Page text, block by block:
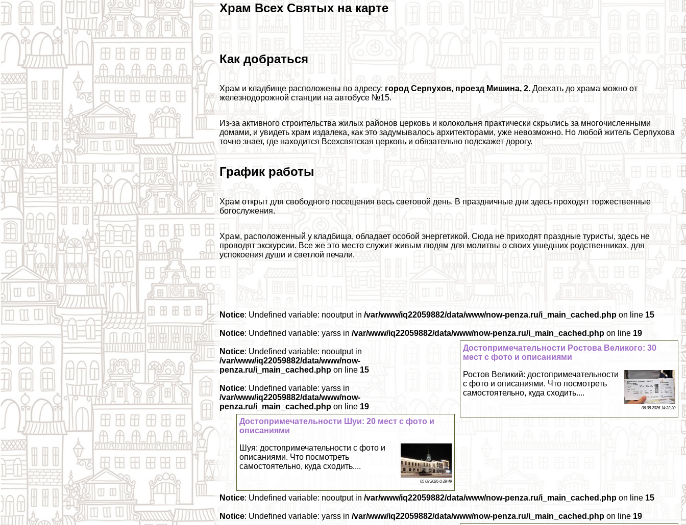
Храм Всех Святых на карте
Как добраться
Храм и кладбище расположены по адресу: город Серпухов, проезд Мишина, 2. Доехать до храма можно от
железнодорожной станции на автобусе №15.
Из-за активного строительства жилых районов церковь и колокольня пpaктически скрылись за многочисленными
домами, и увидеть храм издалека, как это задумывалось архитекторами, уже невозможно. Но любой житель Серпухова
точно знает, где находится Всехсвятская церковь и обязательно подскажет дорогу.
График работы
Храм открыт для свободного посещения весь световой день. В праздничные дни здесь проходят торжественные
богослужения.
Храм, расположенный у кладбища, обладает особой энергетикой. Сюда не приходят праздные туристы, здесь не
проводят экскурсии. Все же это место служит живым людям для молитвы о своих ушедших родственниках, для
успокоения души и светлой печали.
Notice: Undefined variable: nooutput in/var/www/iq22059882/data/www/now-penza.ru/i_main_cached.php on line 15
Notice: Undefined variable: yarss in/var/www/iq22059882/data/www/now-penza.ru/i_main_cached.php on line 19
Достопримечательности Ростова Великого: 30
мест с фото и описаниями
Ростов Великий: достопримечательности
с фото и описаниями. Что посмотреть
самостоятельно, куда сходить....
06 08 2026 14:32:20
Notice: Undefined variable: nooutput in
/var/www/iq22059882/data/www/now-
penza.ru/i_main_cached.php on line 15
Notice: Undefined variable: yarss in
/var/www/iq22059882/data/www/now-
penza.ru/i_main_cached.php on line 19
Достопримечательности Шуи: 20 мест с фото и
описаниями
Шуя: достопримечательности с фото и
описаниями. Что посмотреть
самостоятельно, куда сходить....
05 08 2026 0:39:49
Notice: Undefined variable: nooutput in/var/www/iq22059882/data/www/now-penza.ru/i_main_cached.php on line 15
Notice: Undefined variable: yarss in/var/www/iq22059882/data/www/now-penza.ru/i_main_cached.php on line 19